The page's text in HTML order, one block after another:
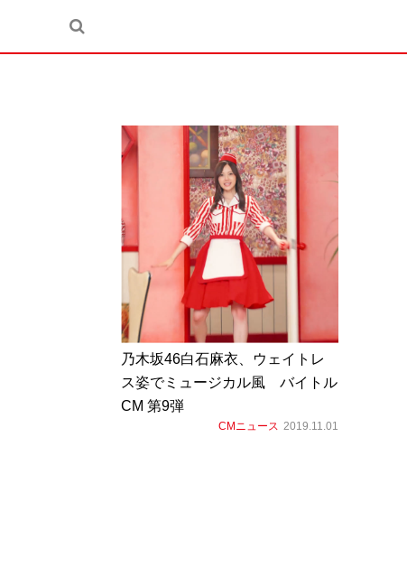
乃木坂46白石麻衣、ウェイトレ
ス姿でミュージカル風 バイトル
CM 第9弾
CMニュース 2019.11.01